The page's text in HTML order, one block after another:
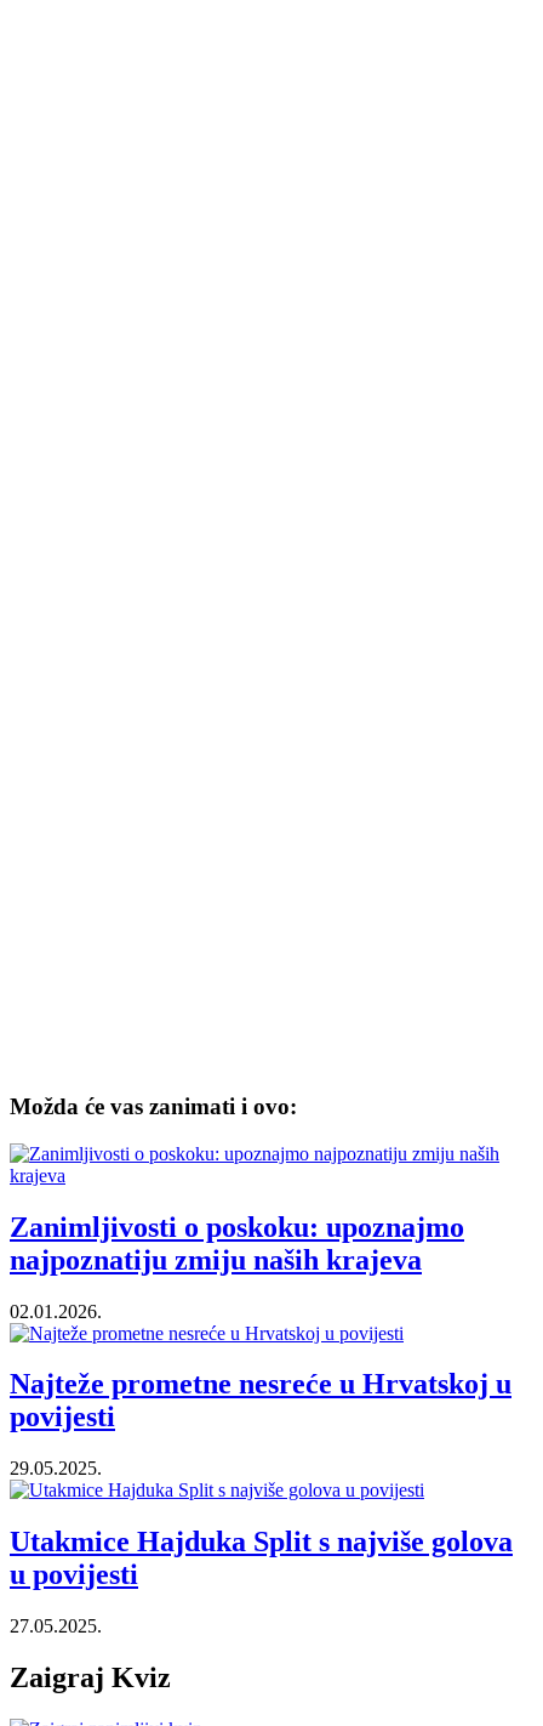
Možda će vas zanimati i ovo:
Zanimljivosti o poskoku: upoznajmo
najpoznatiju zmiju naših krajeva
02.01.2026.
Najteže prometne nesreće u Hrvatskoj u
povijesti
29.05.2025.
Utakmice Hajduka Split s najviše golova
u povijesti
27.05.2025.
Zaigraj Kviz